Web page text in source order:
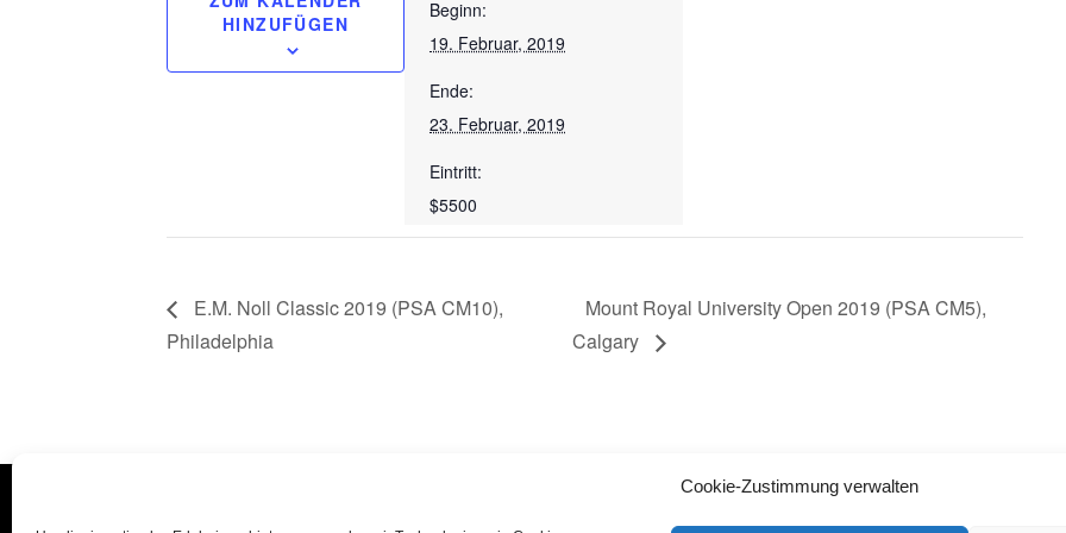
Cookie-Zustimmung verwalten
HINZUFÜGEN
Beginn:
19. Februar, 2019
Ende:
23. Februar, 2019
Eintritt:
$5500
E.M. Noll Classic 2019 (PSA CM10),
Philadelphia
Mount Royal University Open 2019 (PSA CM5),
Calgary